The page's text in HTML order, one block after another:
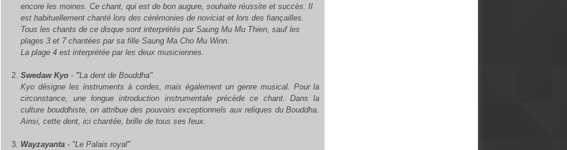
encore les moines. Ce chant, qui est de bon augure, souhaite réussite et succès. Il
est habituellement chanté lors des cérémonies de noviciat et lors des fiançailles.
Tous les chants de ce disque sont interprétés par Saung Mu Mu Thien, sauf les
plages 3 et 7 chantées par sa fille Saung Ma Cho Mu Winn.
La plage 4 est interprétée par les deux musiciennes.
Swedaw Kyo- "La dent de Bouddha"
Kyodésigne les instruments à cordes, mais également un genre musical. Pour la
circonstance, une longue introduction instrumentale précède ce chant. Dans la
culture bouddhiste, on attribue des pouvoirs exceptionnels aux reliques du Bouddha.
Ainsi, cette dent, ici chantée, brille de tous ses feux.
Wayzayanta - "Le Palais royal"